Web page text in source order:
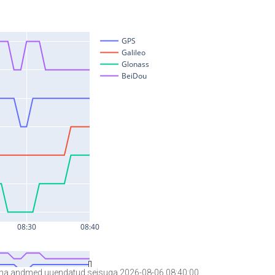
andmed uuendatud seisuga 2026-08-06 08:40:00